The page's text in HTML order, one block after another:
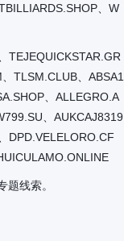
、W
TEJEQUICKSTAR.GR
TLSM.CLUB、ABSA1
、ALLEGRO.A
、AUKCAJ8319
DPD.VELELORO.CF
线索。